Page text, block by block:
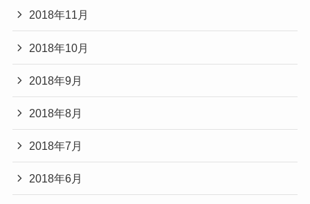
2018年11月
2018年10月
2018年9月
2018年8月
2018年7月
2018年6月